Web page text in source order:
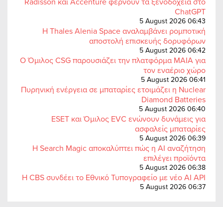
ChatGPT
5 August 2026 06:43
Η Thales Alenia Space αναλαμβάνει ρομποτική
αποστολή επισκευής δορυφόρων
5 August 2026 06:42
Ο Όμιλος CSG παρουσιάζει την πλατφόρμα MAIA για
τον εναέριο χώρο
5 August 2026 06:41
Πυρηνική ενέργεια σε μπαταρίες ετοιμάζει η Nuclear
Diamond Batteries
5 August 2026 06:40
ESET και Όμιλος EVC ενώνουν δυνάμεις για
ασφαλείς μπαταρίες
5 August 2026 06:39
Η Search Magic αποκαλύπτει πώς η AI αναζήτηση
επιλέγει προϊόντα
5 August 2026 06:38
Η CBS συνδέει το Εθνικό Τυπογραφείο με νέο AI API
5 August 2026 06:37